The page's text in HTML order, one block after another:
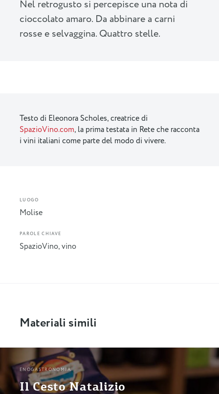
Nel retrogusto si percepisce una nota di
cioccolato amaro. Da abbinare a carni
rosse e selvaggina. Quattro stelle.
Testo di Eleonora Scholes, creatrice di
SpazioVino.com, la prima testata in Rete che racconta
i vini italiani come parte del modo di vivere.
LUOGO
Molise
PAROLE CHIAVE
SpazioVino,vino
Materiali simili
ENOGASTRONOMIA
Il Cesto Natalizio